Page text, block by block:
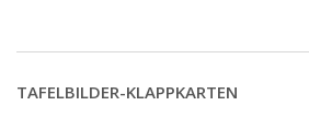
TAFELBILDER-KLAPPKARTEN